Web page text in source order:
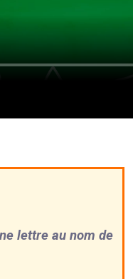
lettre au nom de